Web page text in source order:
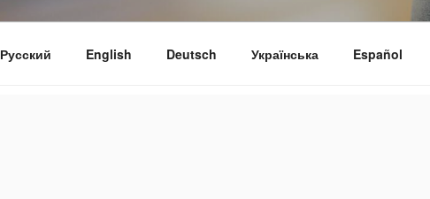
Русский English Deutsch Українська Español